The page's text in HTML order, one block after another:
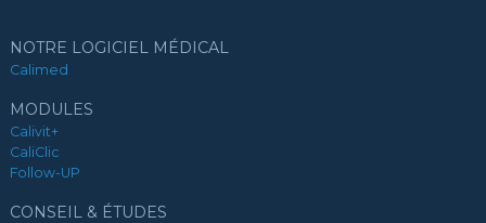
NOTRE LOGICIEL MÉDICAL
Calimed
MODULES
Calivit+
CaliClic
Follow-UP
CONSEIL & ÉTUDES